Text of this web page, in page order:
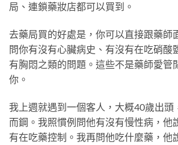
局、連鎖藥妝店都可以買到。
去藥局買的好處是，你可以直接跟藥師
問你有沒有心臟病史、有沒有在吃硝酸
有胸悶之類的問題。這些不是藥師愛管
你。
我上週就遇到一個客人，大概40歲出頭
而鋼。我照慣例問他有沒有慢性病，他
有在吃藥控制。我再問他吃什麼藥，他